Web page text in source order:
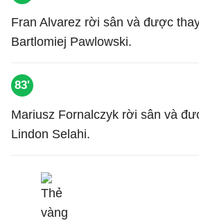
Fran Alvarez rời sân và được
Bartlomiej Pawlowski.
83'
Mariusz Fornalczyk rời sân và
Lindon Selahi.